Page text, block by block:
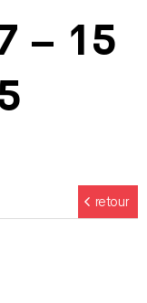
– 15
retour